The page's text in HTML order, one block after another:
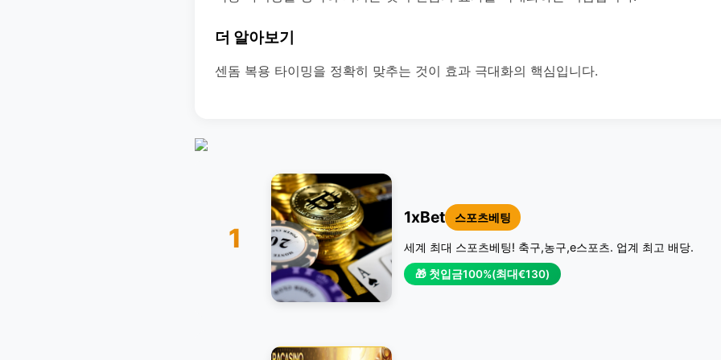
더 알아보기
센돔 복용 타이밍을 정확히 맞추는 것이 효과 극대화의 핵심입니다.
1
1xBet 스포츠베팅
세계 최대 스포츠베팅! 축구,농구,e스포츠. 업계 최고 배당.
🎁 첫입금100%(최대€130)